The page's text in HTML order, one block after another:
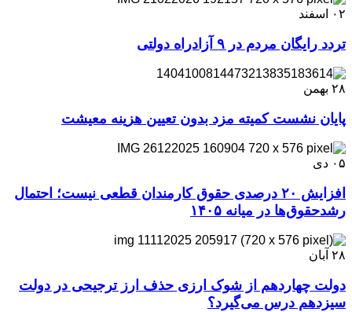
۰۲ اسفند
تردد رایگان مردم در ۹ آزادراه دولتی
۲۸ بهمن
پایان نشست کمیته مزد بدون تعیین هزینه معیشت
۰۵ دی
افزایش ۲۰ درصدی حقوق کارمندان قطعی نیست؛ احتمال
رشدحقوق‌ها در میانه ۱۴۰۵
۲۸ آبان
دولت چهاردهم از شوک ارزی حذف ارز ترجیحی در دولت
سیزدهم درس می‌گیرد؟